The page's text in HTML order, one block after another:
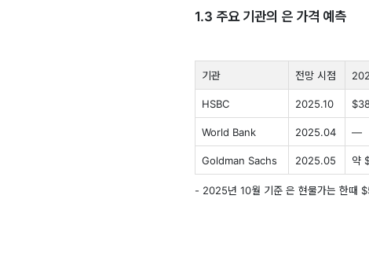
1.3 주요 기관의 은 가격 예측
기관 전망 시점
HSBC 2025.10
World Bank 2025.04 —
Goldman Sachs 2025.05 약
- 2025년 10월 기준 은 현물가는 한때